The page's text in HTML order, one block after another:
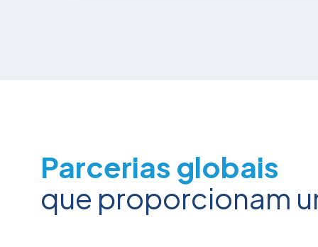
Parcerias globais
que proporcionam